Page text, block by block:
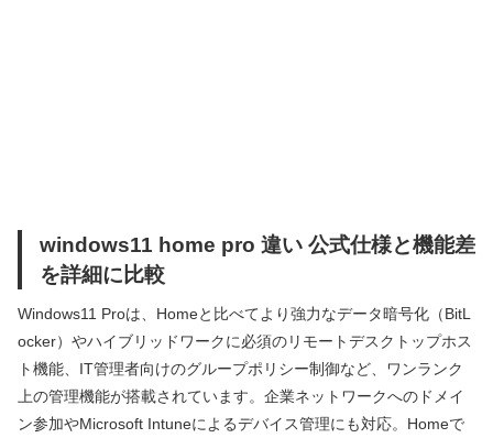
windows11 home pro 違い 公式仕様と機能差
を詳細に比較
Windows11 Proは、Homeと比べてより強力なデータ暗号化（BitL
ocker）やハイブリッドワークに必須のリモートデスクトップホス
ト機能、IT管理者向けのグループポリシー制御など、ワンランク
上の管理機能が搭載されています。企業ネットワークへのドメイ
ン参加やMicrosoft Intuneによるデバイス管理にも対応。Homeで